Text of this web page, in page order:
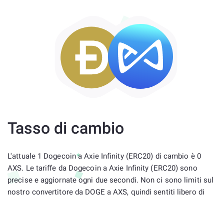
Tasso di cambio
L'attuale 1 Dogecoin a Axie Infinity (ERC20) di cambio è 0
AXS. Le tariffe da Dogecoin a Axie Infinity (ERC20) sono
precise e aggiornate ogni due secondi. Non ci sono limiti sul
nostro convertitore da DOGE a AXS, quindi sentiti libero di